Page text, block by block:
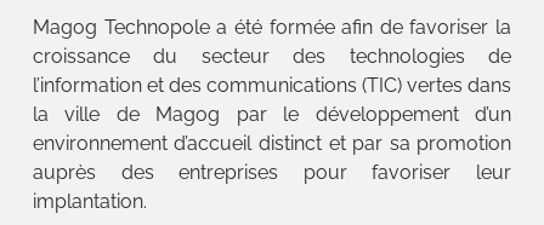
Magog Technopole a été formée afin de favoriser la
croissance du secteur des technologies de
l’information et des communications (TIC) vertes dans
la ville de Magog par le développement d’un
environnement d’accueil distinct et par sa promotion
auprès des entreprises pour favoriser leur
implantation.